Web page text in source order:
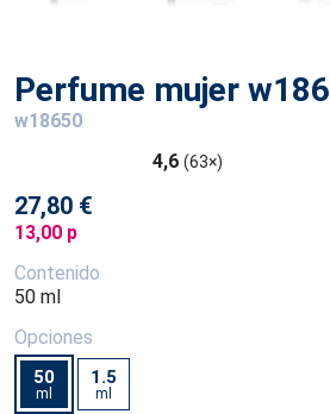
Perfume mujer w186
w18650
4,6 (63×)
27,80 €
13,00 p
Contenido
50 ml
Opciones
50
ml
1.5
ml